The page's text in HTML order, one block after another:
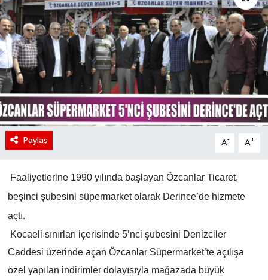
Paylaş A- A+
Faaliyetlerine 1990 yılında başlayan Özcanlar Ticaret,
beşinci şubesini süpermarket olarak Derince’de hizmete
açtı.
Kocaeli sınırları içerisinde 5’nci şubesini Denizciler
Caddesi üzerinde açan Özcanlar Süpermarket’te açılışa
özel yapılan indirimler dolayısıyla mağazada büyük